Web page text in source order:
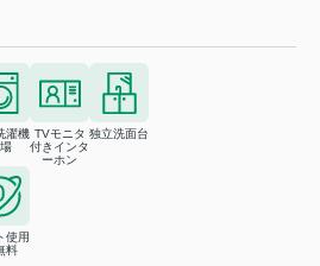
濯機 TVモニタ
付きインタ
ーホン
独立洗面台
使用
料